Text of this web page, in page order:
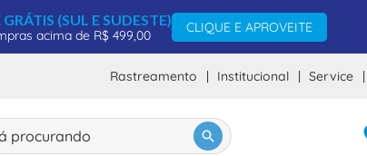
GRÁTIS (SUL E SUDESTE)
acima de R$ 499,00
CLIQUE E APROVEITE
Rastreamento Institucional Service